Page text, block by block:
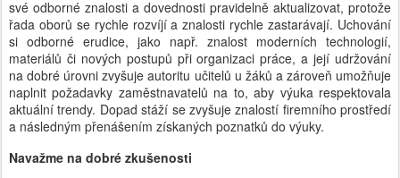
své odborné znalosti a dovednosti pravidelně aktualizovat, protože
řada oborů se rychle rozvíjí a znalosti rychle zastarávají. Uchování
si odborné erudice, jako např. znalost moderních technologií,
materiálů či nových postupů při organizaci práce, a její udržování
na dobré úrovni zvyšuje autoritu učitelů u žáků a zároveň umožňuje
naplnit požadavky zaměstnavatelů na to, aby výuka respektovala
aktuální trendy. Dopad stáží se zvyšuje znalostí firemního prostředí
a následným přenášením získaných poznatků do výuky.
Navažme na dobré zkušenosti